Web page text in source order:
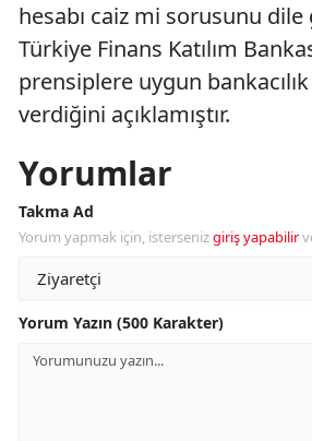
hesabı caiz mi sorusunu
Türkiye Finans Katılım
prensiplere uygun
verdiğini açıklamıştır.
Yorumlar
Takma Ad
Yorum yapmak için, istersenizgiriş yapabilir
Yorum Yazın (500 Karakter)